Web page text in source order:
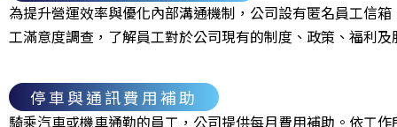
為提升營運效率與優化內部溝通機制，公司設有匿名員工信
工滿意度調查，了解員工對於公司現有的制度、政策、福利
停車與通訊費用補助
騎乘汽車或機車通勤的員工，公司提供每月費用補助。依工